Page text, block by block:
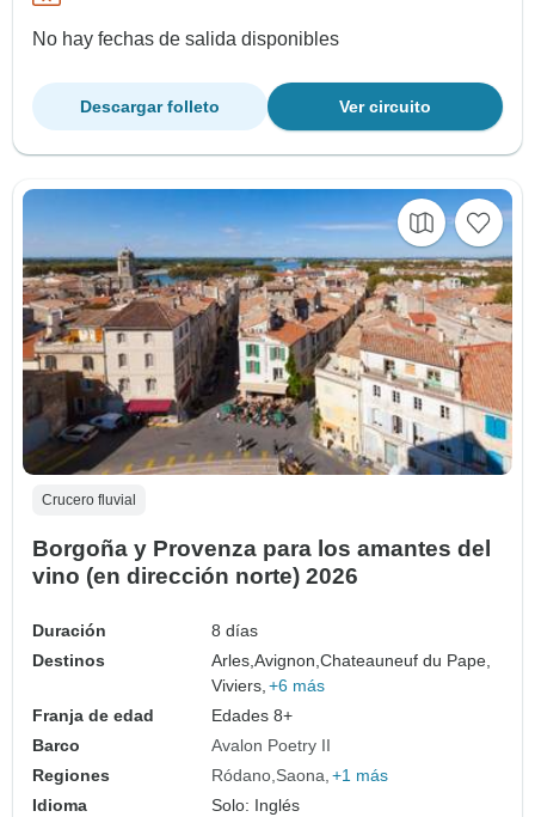
No hay fechas de salida disponibles
Ver circuito
Descargar folleto
Crucero fluvial
Borgoña y Provenza para los amantes del
vino (en dirección norte) 2026
Duración
8 días
Destinos
Arles,Avignon,Chateauneuf du Pape,
Viviers, +6 más
Franja de edad
Edades 8+
Barco
Avalon Poetry II
Regiones
Ródano Saona +1 más
Idioma
Solo: Inglés